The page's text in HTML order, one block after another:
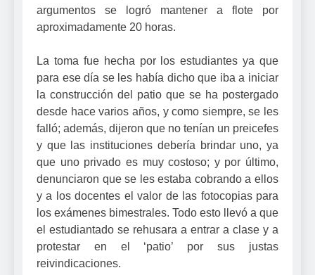
argumentos se logró mantener a flote por
aproximadamente 20 horas.
La toma fue hecha por los estudiantes ya que
para ese día se les había dicho que iba a iniciar
la construcción del patio que se ha postergado
desde hace varios años, y como siempre, se les
falló; además, dijeron que no tenían un preicefes
y que las instituciones debería brindar uno, ya
que uno privado es muy costoso; y por último,
denunciaron que se les estaba cobrando a ellos
y a los docentes el valor de las fotocopias para
los exámenes bimestrales. Todo esto llevó a que
el estudiantado se rehusara a entrar a clase y a
protestar en el ‘patio’ por sus justas
reivindicaciones.